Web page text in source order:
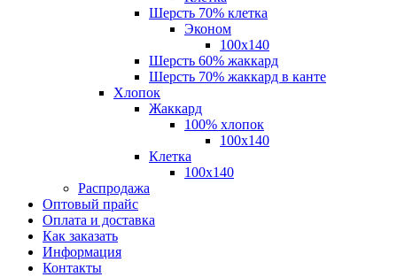
Шерсть 70% клетка
Эконом
100x140
Шерсть 60% жаккард
Шерсть 70% жаккард в канте
Хлопок
Жаккард
100% хлопок
100x140
Клетка
100х140
Распродажа
Оптовый прайс
Оплата и доставка
Как заказать
Информация
Контакты